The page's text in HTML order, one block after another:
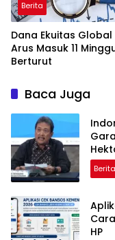
Berita
Dana Ekuitas
Arus Masuk 11
Berturut
Baca Juga
Berita
HP